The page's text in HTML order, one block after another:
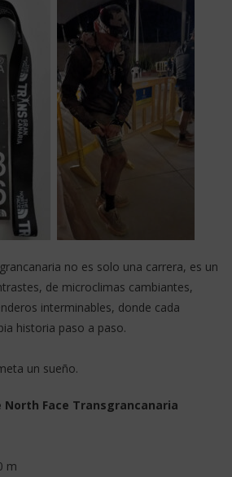
no es solo una carrera, es un
de microclimas cambiantes,
interminables, donde cada
historia paso a paso.
un sueño.
North Face Transgrancanaria
m